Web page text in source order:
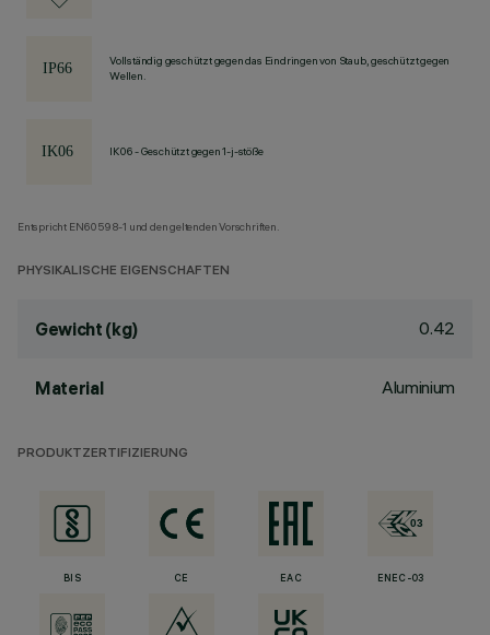
Vollständig geschützt gegen das Eindringen von Staub, geschützt gegen
Wellen.
IK06 - Geschützt gegen 1-j-stöße
Entspricht EN60598-1 und den geltenden Vorschriften.
PHYSIKALISCHE EIGENSCHAFTEN
Gewicht (kg) 0.42
Material Aluminium
PRODUKTZERTIFIZIERUNG
BIS CE EAC ENEC-03